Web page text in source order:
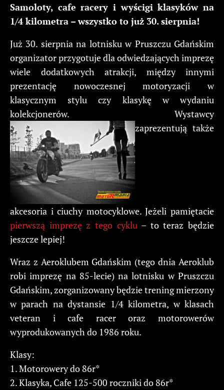
Samoloty, cafe racery i wyścigi klasyków na
1/4 kilometra – wszystko to już 30. sierpnia!
Już 30. sierpnia na lotnisku w Pruszczu Gdańskim
organizator przygotuje dla odwiedzających imprezę
wiele dodatkowych atrakcji, między innymi
prezentację nowoczesnej motoryzacji w
klasycznym stylu czy klasykę w wydaniu
kolekcjonerów. Wystawcy
zaprezentują także
akcesoria i ciuchy motocyklowe. Jeżeli pamiętacie
pierwszą imprezę z tego cyklu– to teraz będzie
jeszcze lepiej!
Wraz z Aeroklubem Gdańskim (tego dnia Aeroklub
robi imprezę na 85-lecie) na lotnisku w Pruszczu
Gdańskim, zorganizowany będzie trening mierzony
w parach na dystansie 1/4 kilometra, w klasach
veteran i cafe racer oraz motorowerów
wyprodukowanych do 1986 roku.
Klasy:
1. Motorowery do 86r*
2. Klasyka, Cafe 125-500 roczniki do 86r*